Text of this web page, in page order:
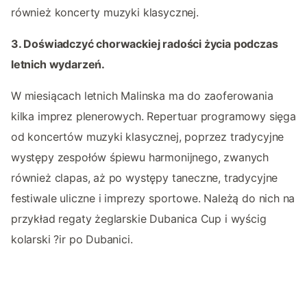
również koncerty muzyki klasycznej.
3. Doświadczyć chorwackiej radości życia podczas
letnich wydarzeń.
W miesiącach letnich Malinska ma do zaoferowania
kilka imprez plenerowych. Repertuar programowy sięga
od koncertów muzyki klasycznej, poprzez tradycyjne
występy zespołów śpiewu harmonijnego, zwanych
również clapas, aż po występy taneczne, tradycyjne
festiwale uliczne i imprezy sportowe. Należą do nich na
przykład regaty żeglarskie Dubanica Cup i wyścig
kolarski ?ir po Dubanici.